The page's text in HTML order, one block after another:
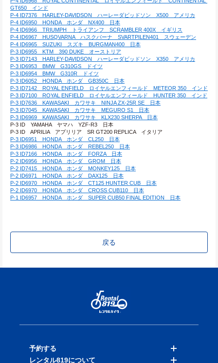
GT650　インド
P-4 ID7376　HARLEY-DAVIDSON　ハーレーダビッドソン　X500　アメリカ
P-4 ID6950　HONDA　ホンダ　NX400　日本
P-4 ID6966　TRIUMPH　トライアンフ　SCRAMBLER 400X　イギリス
P-4 ID6967　HUSQVARNA　ハスクバーナ　SVARTPILEN401　スウェーデン
P-4 ID6965　SUZUKI　スズキ　BURGMAN400　日本
P-3 ID6955　KTM　390 DUKE　オーストリア
P-3 ID7143　HARLEY-DAVIDSON　ハーレーダビッドソン　X350　アメリカ
P-3 ID6953　BMW　G310GS　ドイツ
P-3 ID6954　BMW　G310R　ドイツ
P-3 ID6052　HONDA　ホンダ　GB350C　日本
P-3 ID7142　ROYAL ENFIELD　ロイヤルエンフィールド　METEOR 350　インド
P-3 ID7100　ROYAL ENFIELD　ロイヤルエンフィールド　HUNTER 350　インド
P-3 ID7636　KAWASAKI　カワサキ　NINJA ZX-25R SE　日本
P-3 ID7045　KAWASAKI　カワサキ　MEGURO S1　日本
P-3 ID6969　KAWASAKI　カワサキ　KLX230 SHERPA　日本
P-3 ID　YAMAHA　ヤマハ　YZF-R3　日本
P-3 ID　APRILIA　アプリリア　SR GT200 REPLICA　イタリア
P-3 ID6951　HONDA　ホンダ　CL250　日本
P-3 ID6986　HONDA　ホンダ　REBEL250　日本
P-3 ID7166　HONDA　ホンダ　FORZA　日本
P-2 ID6956　HONDA　ホンダ　GROM　日本
P-2 ID7415　HONDA　ホンダ　MONKEY125　日本
P-2 ID6971　HONDA　ホンダ　DAX125　日本
P-2 ID6970　HONDA　ホンダ　CT125 HUNTER CUB　日本
P-2 ID6970　HONDA　ホンダ　CROSS CUB110　日本
P-1 ID6957　HONDA　ホンダ　SUPER CUB50 FINAL EDITION　日本
戻る
予約する
レンタル819について